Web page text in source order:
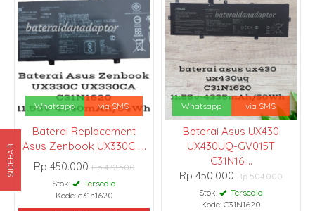
Whatsapp via SMS
Baterai Replacement
Asus Zenbook UX330C ....
Rp 450.000Rp 472.500
Stok:
Tersedia
Kode: c31n1620
Whatsapp via SMS
Baterai Asus UX430
UX430UQ-GV015T
C31N16....
Rp 450.000 Rp 504.000
Stok:
Tersedia
Kode: C31N1620
SIDEBAR